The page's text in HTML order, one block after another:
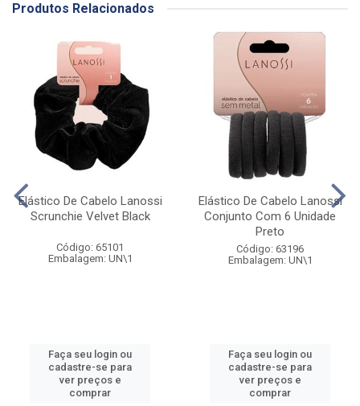
Produtos Relacionados
Elástico De Cabelo Lanossi
Scrunchie Velvet Black
Código: 65101
Embalagem: UN\1
Faça seu login ou
cadastre-se para
ver preços e
comprar
Elástico De Cabelo Lanossi
Conjunto Com 6 Unidade
Preto
Código: 63196
Embalagem: UN\1
Faça seu login ou
cadastre-se para
ver preços e
comprar